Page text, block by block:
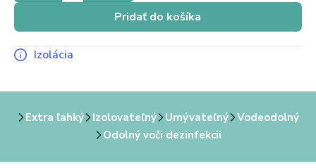
Pridať do košíka
Izolácia
Extra ľahký Izolovateľný Umývateľný
Vodeodolný
Odolný voči dezinfekcii